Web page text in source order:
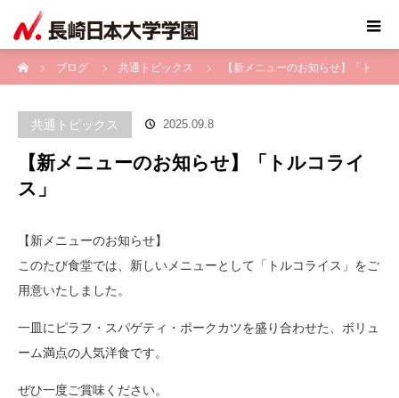
ブログ
共通トピックス 【新メニューのお知らせ】「ト
共通トピックス 2025.09.8
【新メニューのお知らせ】「トルコライ
ス」
【新メニューのお知らせ】
このたび食堂では、新しいメニューとして「トルコライス」をご
用意いたしました。
一皿にピラフ・スパゲティ・ポークカツを盛り合わせた、ボリュ
ーム満点の人気洋食です。
ぜひ一度ご賞味ください。